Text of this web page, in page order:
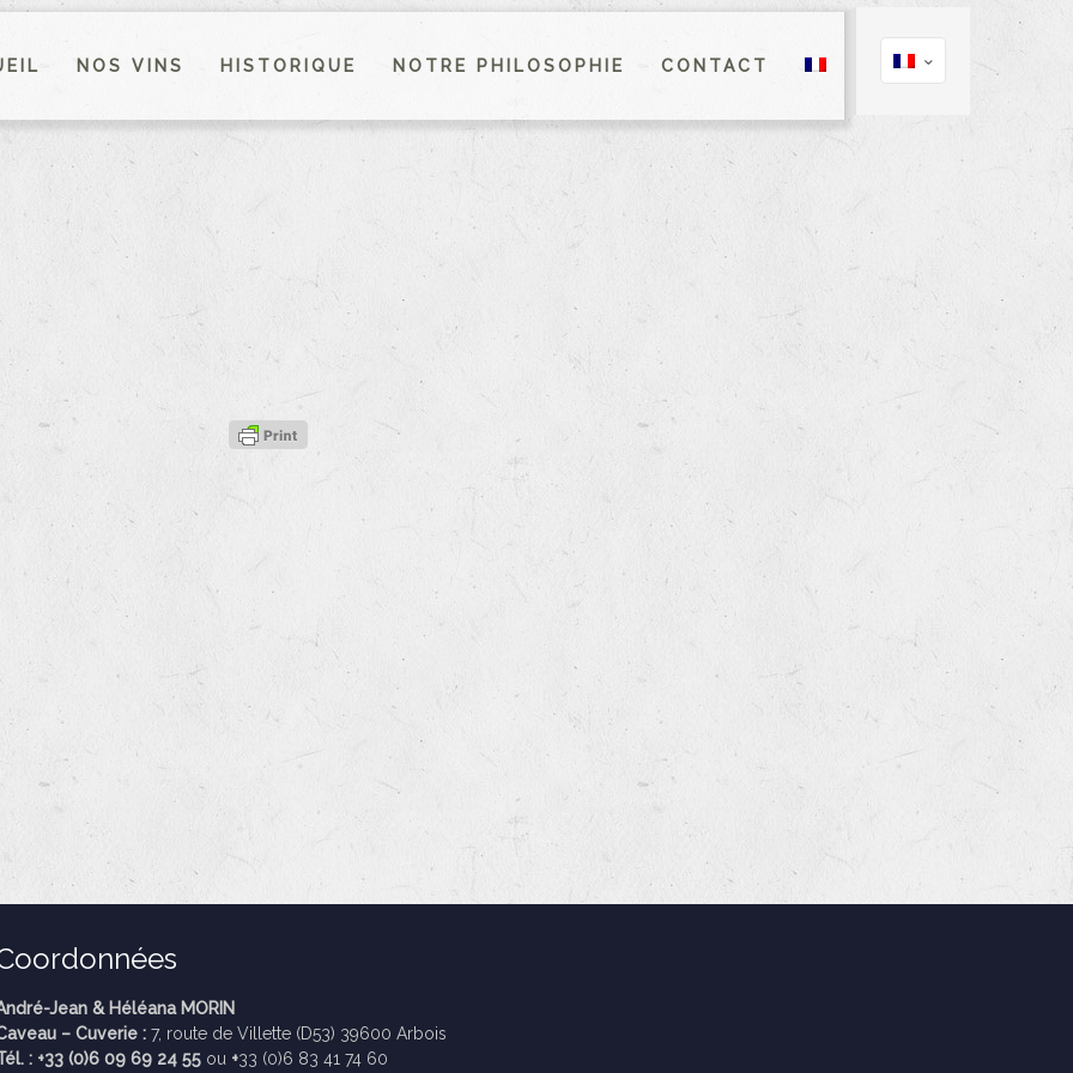
NOS VINS HISTORIQUE NOTRE PHILOSOPHIE CONTACT
Jean & Héléana MORIN
– Cuverie :7, route de Villette (D53) 39600 Arbois
: +33 (0)6 09 69 24 55 ou +33 (0)6 83 41 74 60